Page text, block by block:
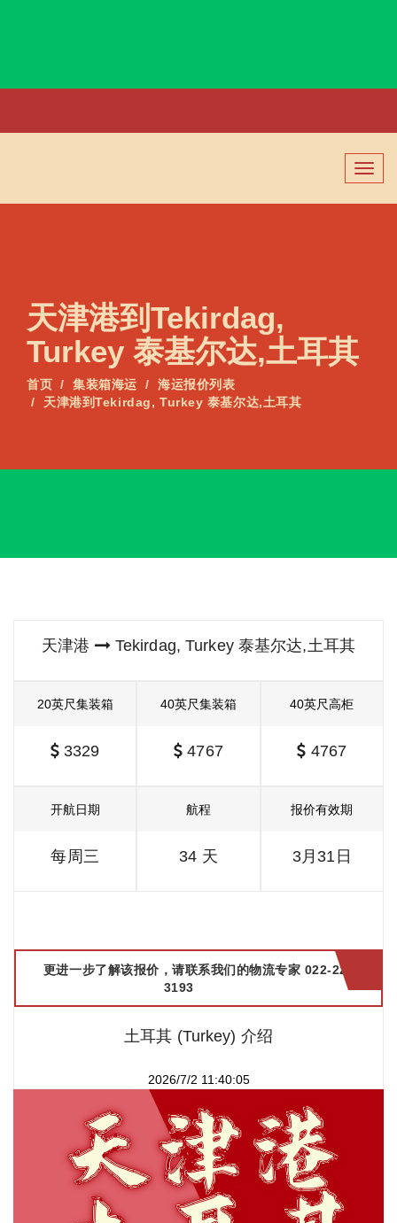
切
换
导
天津港到Tekirdag,
Turkey 泰基尔达,土耳其
首页 集装箱海运
海运报价列表
天津港到Tekirdag, Turkey 泰基尔达,土耳其
天津港 Tekirdag, Turkey 泰基尔达,土耳其
20英尺集装箱
3329
40英尺集装箱
4767
40英尺高柜
4767
开航日期
每周三
航程
34 天
报价有效期
3月31日
更进一步了解该报价，请联系我们的物流专家 022-2299
3193
土耳其 (Turkey) 介绍
2026/7/2 11:40:05